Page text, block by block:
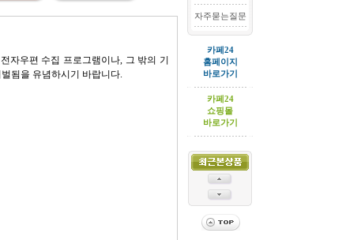
자우편 수집 프로그램이나, 그 밖의 기
됨을 유념하시기 바랍니다.
자주묻는질문
카페24
홈페이지
바로가기
카페24
쇼핑몰
바로가기